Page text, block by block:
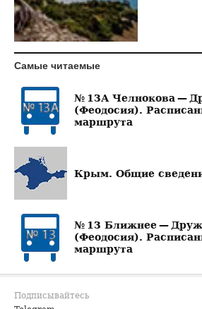
Самые читаемые
№ 13А Челнокова —
(Феодосия).
маршрута
Крым. Общие
№ 13 Ближнее —
(Феодосия).
маршрута
Подписывайтесь